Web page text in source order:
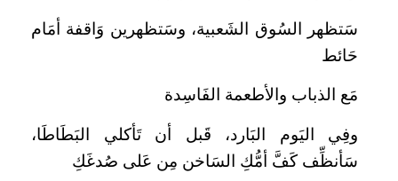
سَتظهر السُوق الشَعبية، وسَتظهرين وَاقفة أمَام
حَائط
مَع الذباب والأطعمة الفَاسِدة
وفِي اليَوم البَارد، قَبل أن تَأكلي البَطَاطَا،
سَأنظِّف كَفَّ أمُّكِ السَاخن مِن عَلى صُدغَكِ